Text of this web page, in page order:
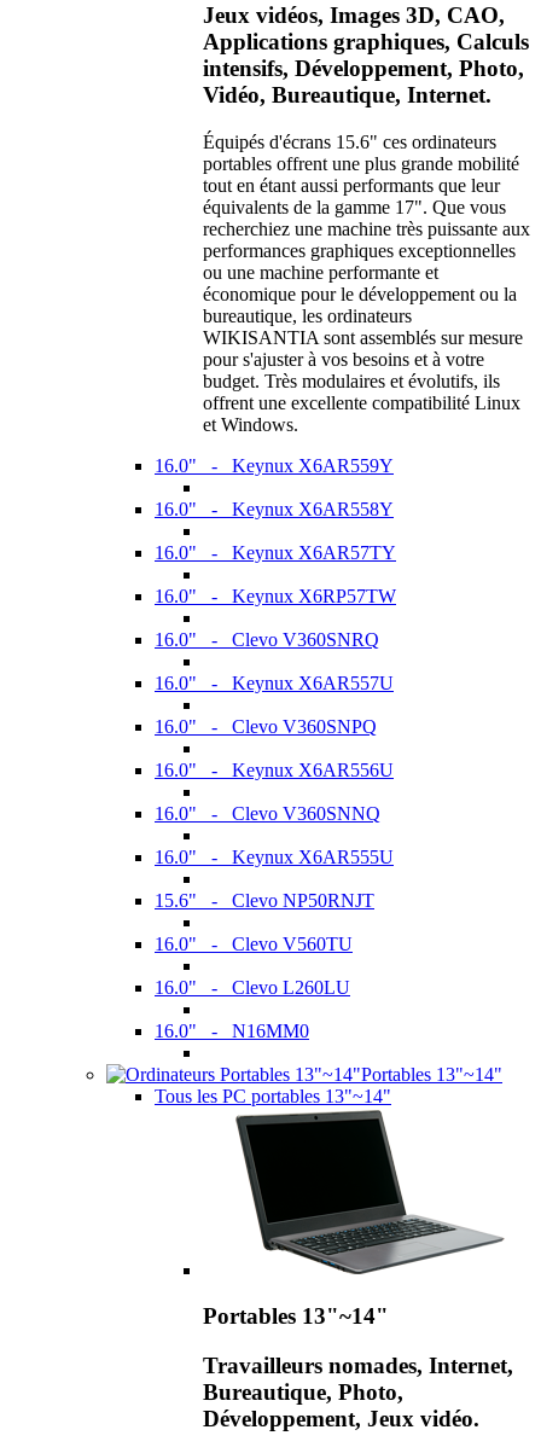
Jeux vidéos, Images 3D, CAO,
Applications graphiques, Calculs
intensifs, Développement, Photo,
Vidéo, Bureautique, Internet.
Équipés d'écrans 15.6" ces ordinateurs
portables offrent une plus grande mobilité
tout en étant aussi performants que leur
équivalents de la gamme 17". Que vous
recherchiez une machine très puissante aux
performances graphiques exceptionnelles
ou une machine performante et
économique pour le développement ou la
bureautique, les ordinateurs
WIKISANTIA sont assemblés sur mesure
pour s'ajuster à vos besoins et à votre
budget. Très modulaires et évolutifs, ils
offrent une excellente compatibilité Linux
et Windows.
16.0" - Keynux X6AR559Y
16.0" - Keynux X6AR558Y
16.0" - Keynux X6AR57TY
16.0" - Keynux X6RP57TW
16.0" - Clevo V360SNRQ
16.0" - Keynux X6AR557U
16.0" - Clevo V360SNPQ
16.0" - Keynux X6AR556U
16.0" - Clevo V360SNNQ
16.0" - Keynux X6AR555U
15.6" - Clevo NP50RNJT
16.0" - Clevo V560TU
16.0" - Clevo L260LU
16.0" - N16MM0
Portables 13"~14"
Tous les PC portables 13"~14"
Portables 13"~14"
Travailleurs nomades, Internet,
Bureautique, Photo,
Développement, Jeux vidéo.